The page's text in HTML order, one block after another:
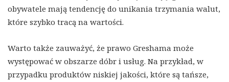
obywatele mają tendencję do unikania trzymania walut,
które szybko tracą na wartości.
Warto także zauważyć, że prawo Greshama może
występować w obszarze dóbr i usług. Na przykład, w
przypadku produktów niskiej jakości, które są tańsze,